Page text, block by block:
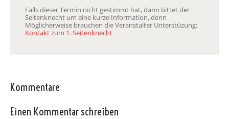
Falls dieser Termin nicht gestimmt hat, dann bittet der
Seitenknecht um eine kurze Information, denn
Möglicherweise brauchen die Veranstalter Unterstüzung:
Kontakt zum 1. Seitenknecht
Kommentare
Einen Kommentar schreiben